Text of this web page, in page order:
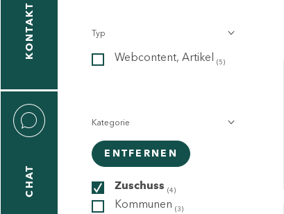
KONTAKT
CHAT
Typ
Webcontent, Artikel (5)
Kategorie
ENTFERNEN
Zuschuss (4)
Kommunen (3)